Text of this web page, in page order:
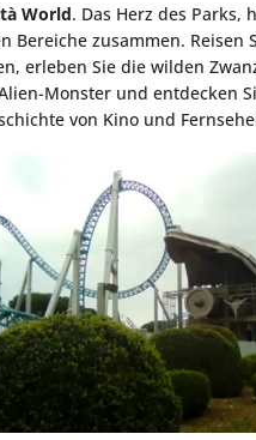
World. Das Herz des Parks,
Bereiche zusammen. Reisen
erleben Sie die wilden
Monster und entdecken
von Kino und